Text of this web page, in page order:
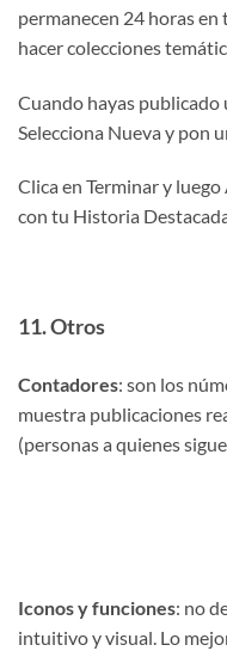
permanecen 24 horas en
hacer colecciones
Cuando hayas publicado
Selecciona Nueva y pon
Clica en Terminar y luego
con tu Historia
11. Otros
Contadores: son los
muestra publicaciones
(personas a quienes
Iconos y funciones: no
intuitivo y visual. Lo